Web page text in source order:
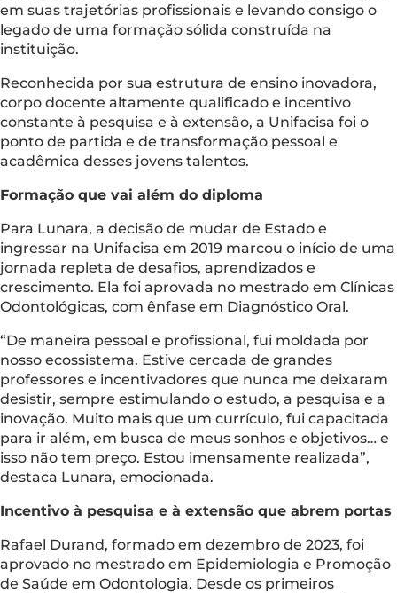
em suas trajetórias profissionais e levando consigo o
legado de uma formação sólida construída na
instituição.
Reconhecida por sua estrutura de ensino inovadora,
corpo docente altamente qualificado e incentivo
constante à pesquisa e à extensão, a Unifacisa foi o
ponto de partida e de transformação pessoal e
acadêmica desses jovens talentos.
Formação que vai além do diploma
Para Lunara, a decisão de mudar de Estado e
ingressar na Unifacisa em 2019 marcou o início de uma
jornada repleta de desafios, aprendizados e
crescimento. Ela foi aprovada no mestrado em Clínicas
Odontológicas, com ênfase em Diagnóstico Oral.
“De maneira pessoal e profissional, fui moldada por
nosso ecossistema. Estive cercada de grandes
professores e incentivadores que nunca me deixaram
desistir, sempre estimulando o estudo, a pesquisa e a
inovação. Muito mais que um currículo, fui capacitada
para ir além, em busca de meus sonhos e objetivos… e
isso não tem preço. Estou imensamente realizada”,
destaca Lunara, emocionada.
Incentivo à pesquisa e à extensão que abrem portas
Rafael Durand, formado em dezembro de 2023, foi
aprovado no mestrado em Epidemiologia e Promoção
de Saúde em Odontologia. Desde os primeiros